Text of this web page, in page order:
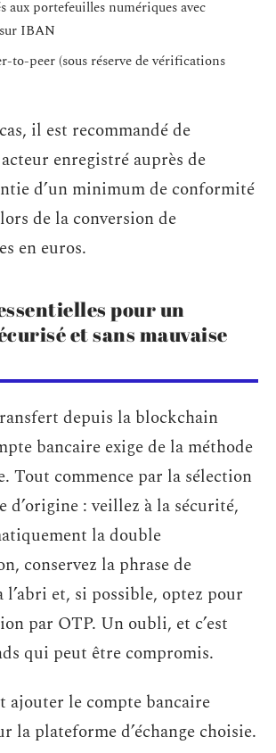
aux portefeuilles numériques avec
IBAN
to-peer (sous réserve de vérifications
il est recommandé de
enregistré auprès de
d’un minimum de conformité
de la conversion de
en euros.
pour un
et sans mauvaise
depuis la blockchain
bancaire exige de la méthode
Tout commence par la sélection
: veillez à la sécurité,
la double
conservez la phrase de
l’abri et, si possible, optez pour
par OTP. Un oubli, et c’est
qui peut être compromis.
ajouter le compte bancaire
la plateforme d’échange choisie.